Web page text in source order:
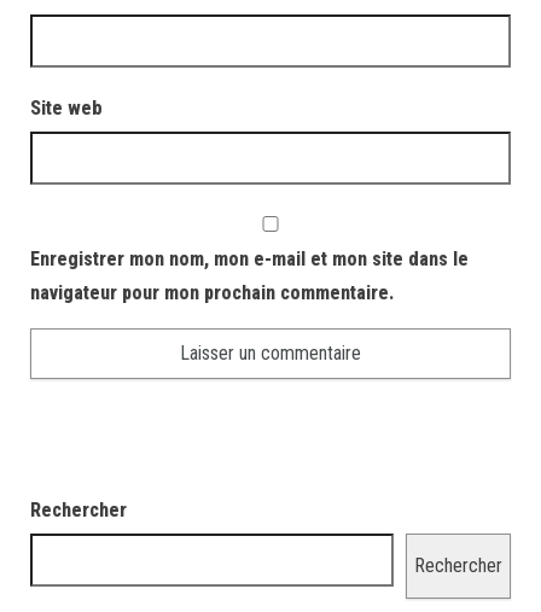
Site web
Enregistrer mon nom, mon e-mail et mon site dans le
navigateur pour mon prochain commentaire.
Rechercher
Rechercher